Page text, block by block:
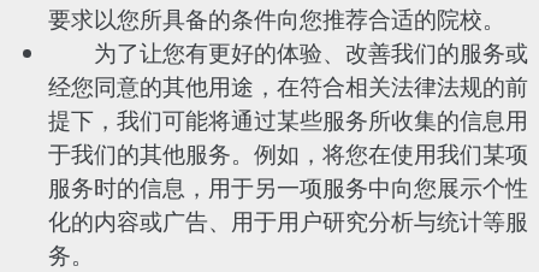
要求以您所具备的条件向您推荐合适的院校。
为了让您有更好的体验、改善我们的服务或
经您同意的其他用途，在符合相关法律法规的前
提下，我们可能将通过某些服务所收集的信息用
于我们的其他服务。例如，将您在使用我们某项
服务时的信息，用于另一项服务中向您展示个性
化的内容或广告、用于用户研究分析与统计等服
务。